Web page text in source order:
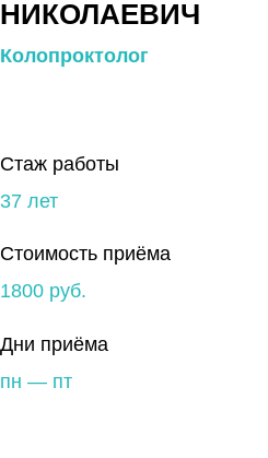
НИКОЛАЕВИЧ
Колопроктолог
Стаж работы
37 лет
Стоимость приёма
1800 руб.
Дни приёма
пн — пт